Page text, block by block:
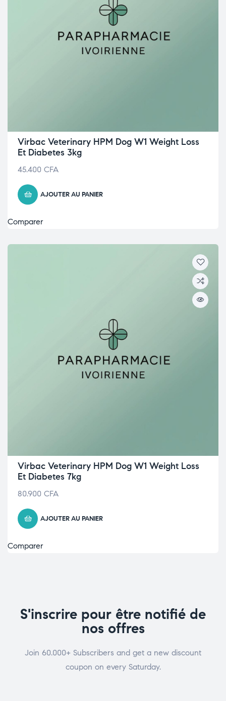
Virbac Veterinary HPM Dog W1 Weight Loss
Et Diabetes 3kg
45.400 CFA
AJOUTER AU PANIER
Comparer
Virbac Veterinary HPM Dog W1 Weight Loss
Et Diabetes 7kg
80.900 CFA
AJOUTER AU PANIER
Comparer
S'inscrire pour être notifié de
nos offres
Join 60.000+ Subscribers and get a new discount
coupon on every Saturday.